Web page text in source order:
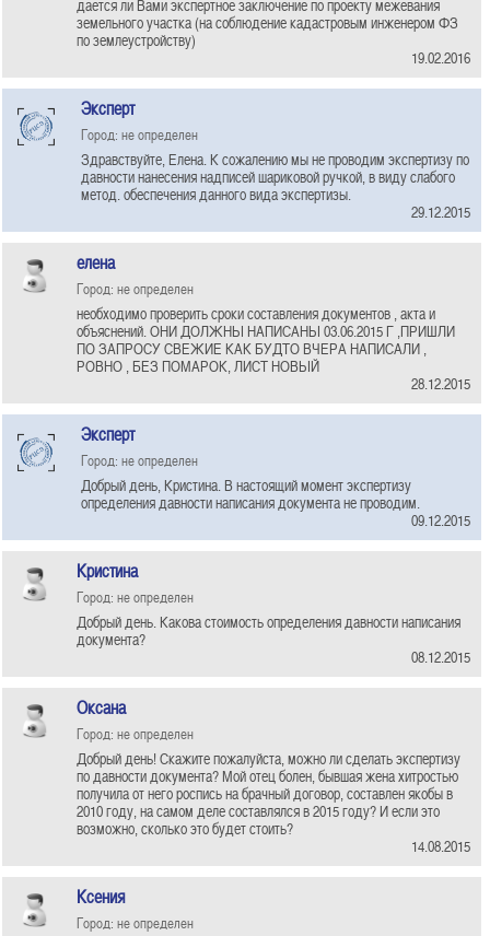
дается ли Вами экспертное заключение по проекту межевания
земельного участка (на соблюдение кадастровым инженером ФЗ
по землеустройству)
19.02.2016
Эксперт
Город: не определен
Здравствуйте, Елена. К сожалению мы не проводим экспертизу по
давности нанесения надписей шариковой ручкой, в виду слабого
метод. обеспечения данного вида экспертизы.
29.12.2015
елена
Город: не определен
необходимо проверить сроки составления документов , акта и
объяснений. ОНИ ДОЛЖНЫ НАПИСАНЫ 03.06.2015 Г ,ПРИШЛИ
ПО ЗАПРОСУ СВЕЖИЕ КАК БУДТО ВЧЕРА НАПИСАЛИ ,
РОВНО , БЕЗ ПОМАРОК, ЛИСТ НОВЫЙ
28.12.2015
Эксперт
Город: не определен
Добрый день, Кристина. В настоящий момент экспертизу
определения давности написания документа не проводим.
09.12.2015
Кристина
Город: не определен
Добрый день. Какова стоимость определения давности написания
документа?
08.12.2015
Оксана
Город: не определен
Добрый день! Скажите пожалуйста, можно ли сделать экспертизу
по давности документа? Мой отец болен, бывшая жена хитростью
получила от него роспись на брачный договор, составлен якобы в
2010 году, на самом деле составлялся в 2015 году? И если это
возможно, сколько это будет стоить?
14.08.2015
Ксения
Город: не определен